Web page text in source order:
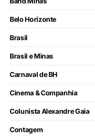
Belo Horizonte
Brasil
Brasil e Minas
Carnaval de BH
Cinema & Companhia
Colunista Alexandre Gaia
Contagem